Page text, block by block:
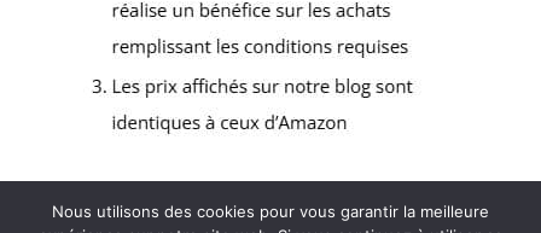
Nous utilisons des cookies pour vous garantir la meilleure